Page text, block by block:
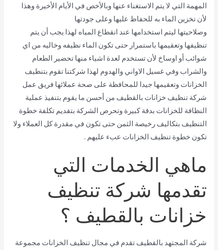
المهمة التي لا يتم الاستغناء عنها وبالأخص في الأيام الأخيرة وهذا
لأن تخزين الماء به للحفاظ عليها وعلى جودتها
وصلاحيتها ليتم استخدامها عند انقطاع المياه لهذا يجب أن يتم
تنظيفها وتعقيمها باستمرار حتى تكون الماء نظيفه وخاليه من اي
شوائب أو اوساخ لأن تستخدم لعدة اشياء منها تحضير الطعام
والشراب وفي غسيل الاواني والهدوم لهذا شركتنا تقوم بتنظيف
الخزانات وتعقيمها جيدا للمحافظة على صحة عملائها فريق عمل
شركة تنظيف خزانات بالقطيف من أحسن ما يقوم بتنفيذ عملية
النظافة للخزانات بدقة كبيرة وتحرص الشركة بتقديم تكلفة خطوة
التنظيف بتكاليف رخيصة الثمن حتى تكون في مقدرة كل العملاء ولا
تكون خطوة تنظيف الخزانات عبء عليهم .
ماهي الخدمات التي
تقدمها شركة تنظيف
خزانات بالقطيف ؟
شركة المجتهد بالقطيف تقدم في مجال تنظيف الخزانات مجموعة